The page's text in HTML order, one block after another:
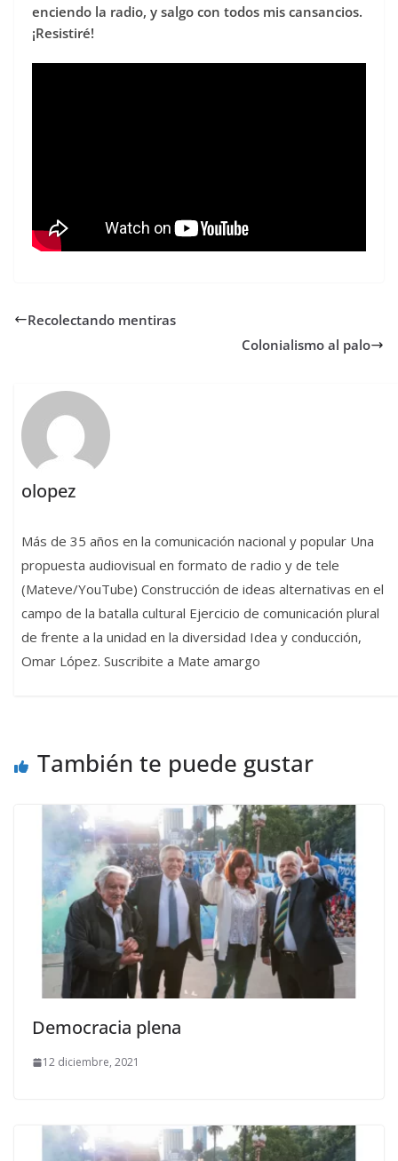
enciendo la radio, y salgo con todos mis cansancios.
¡Resistiré!
Recolectando mentiras
Colonialismo al palo
olopez
Más de 35 años en la comunicación nacional y popular Una
propuesta audiovisual en formato de radio y de tele
(Mateve/YouTube) Construcción de ideas alternativas en el
campo de la batalla cultural Ejercicio de comunicación plural
de frente a la unidad en la diversidad Idea y conducción,
Omar López. Suscribite a Mate amargo
También te puede gustar
Democracia plena
12 diciembre, 2021